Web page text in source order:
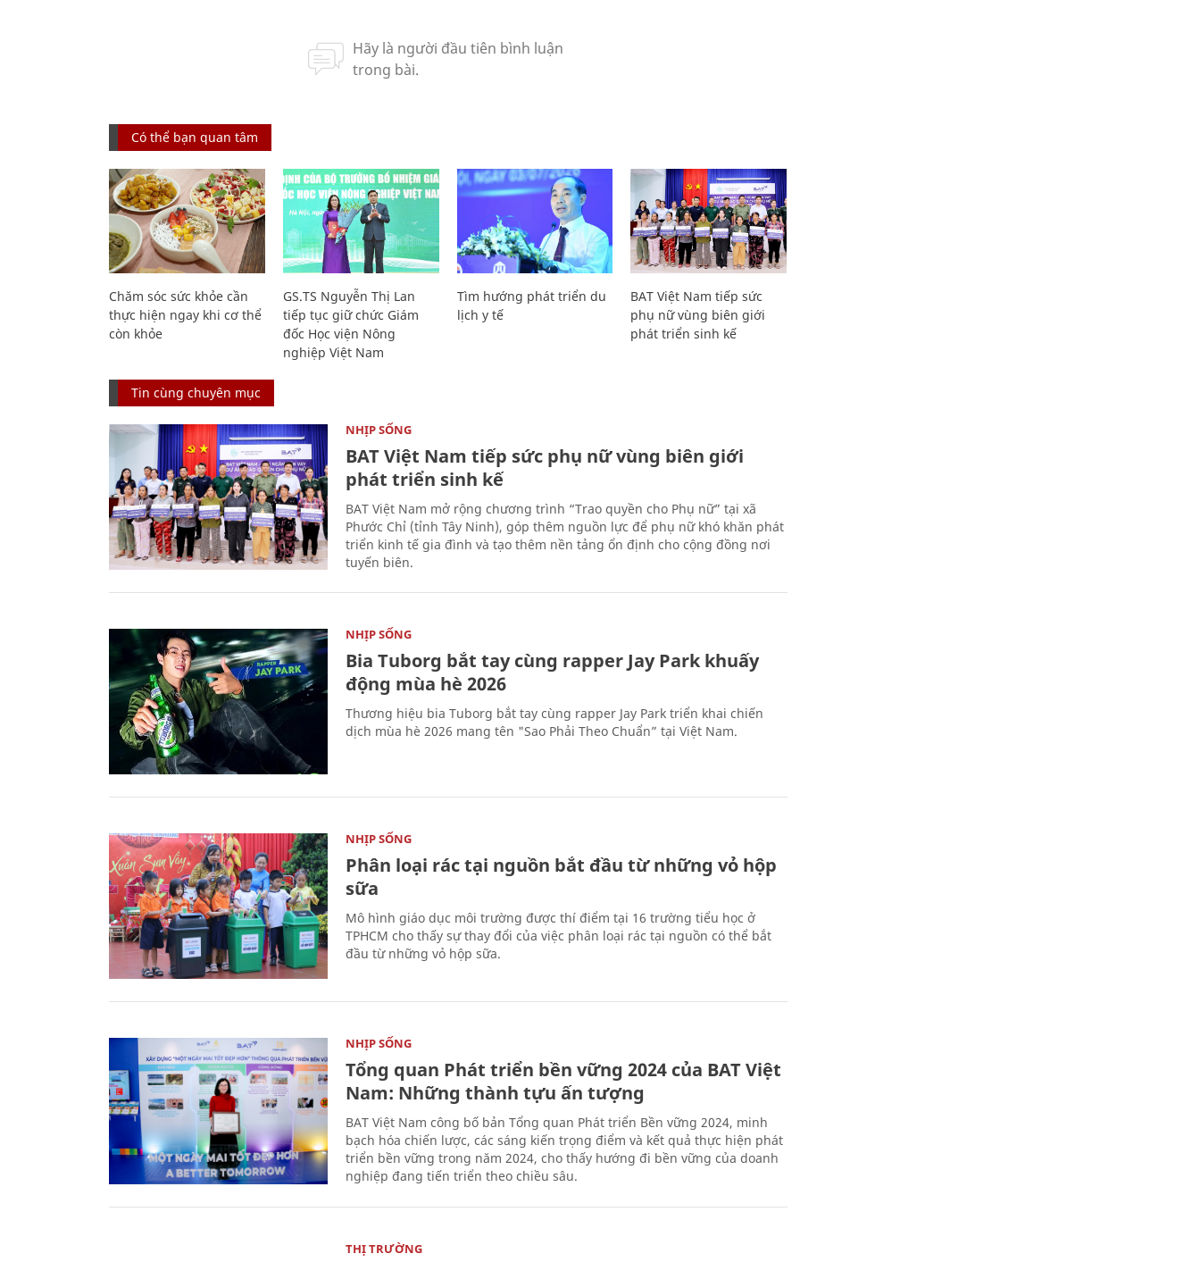
Có thể bạn quan tâm
Chăm sóc sức khỏe cần
thực hiện ngay khi cơ thể
còn khỏe
GS.TS Nguyễn Thị Lan
tiếp tục giữ chức Giám
đốc Học viện Nông
nghiệp Việt Nam
Tìm hướng phát triển du
lịch y tế
BAT Việt Nam tiếp sức
phụ nữ vùng biên giới
phát triển sinh kế
Tin cùng chuyên mục
NHỊP SỐNG
BAT Việt Nam tiếp sức phụ nữ vùng biên giới
phát triển sinh kế
BAT Việt Nam mở rộng chương trình “Trao quyền cho Phụ nữ” tại xã
Phước Chỉ (tỉnh Tây Ninh), góp thêm nguồn lực để phụ nữ khó khăn phát
triển kinh tế gia đình và tạo thêm nền tảng ổn định cho cộng đồng nơi
tuyến biên.
NHỊP SỐNG
Bia Tuborg bắt tay cùng rapper Jay Park khuấy
động mùa hè 2026
Thương hiệu bia Tuborg bắt tay cùng rapper Jay Park triển khai chiến
dịch mùa hè 2026 mang tên "Sao Phải Theo Chuẩn” tại Việt Nam.
NHỊP SỐNG
Phân loại rác tại nguồn bắt đầu từ những vỏ hộp
sữa
Mô hình giáo dục môi trường được thí điểm tại 16 trường tiểu học ở
TPHCM cho thấy sự thay đổi của việc phân loại rác tại nguồn có thể bắt
đầu từ những vỏ hộp sữa.
NHỊP SỐNG
Tổng quan Phát triển bền vững 2024 của BAT Việt
Nam: Những thành tựu ấn tượng
BAT Việt Nam công bố bản Tổng quan Phát triển Bền vững 2024, minh
bạch hóa chiến lược, các sáng kiến trọng điểm và kết quả thực hiện phát
triển bền vững trong năm 2024, cho thấy hướng đi bền vững của doanh
nghiệp đang tiến triển theo chiều sâu.
THỊ TRƯỜNG